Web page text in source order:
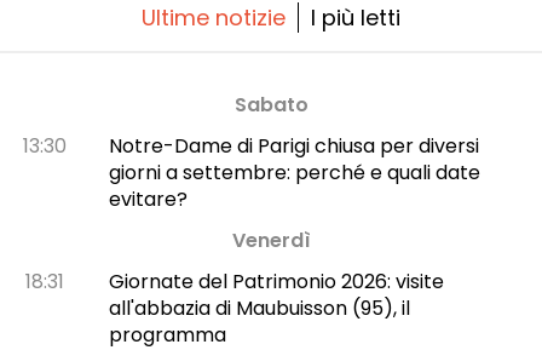
Ultime notizie I più letti
Sabato
13:30
Notre-Dame di Parigi chiusa per diversi
giorni a settembre: perché e quali date
evitare?
Venerdì
18:31
Giornate del Patrimonio 2026: visite
all'abbazia di Maubuisson (95), il
programma